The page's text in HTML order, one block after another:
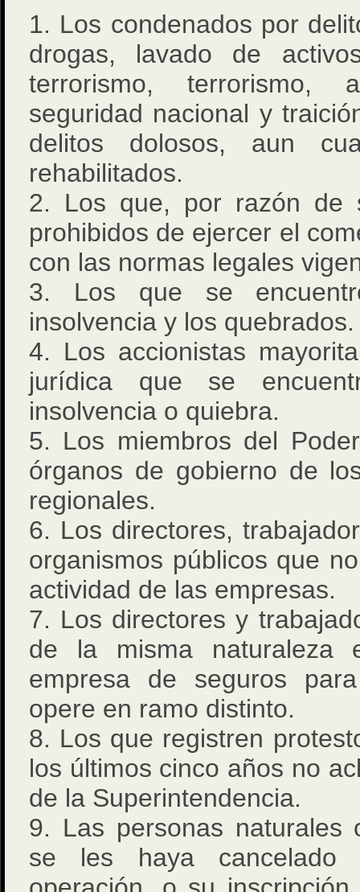
1. Los condenados por
drogas, lavado de
terrorismo, terrorismo,
seguridad nacional y
delitos dolosos, aun
rehabilitados.
2. Los que, por razón de
prohibidos de ejercer el
con las normas legales
3. Los que se
insolvencia y los quebrados.
4. Los accionistas
jurídica que se
insolvencia o quiebra.
5. Los miembros del
órganos de gobierno de
regionales.
6. Los directores,
organismos públicos que
actividad de las empresas.
7. Los directores y
de la misma naturaleza
empresa de seguros
opere en ramo distinto.
8. Los que registren
los últimos cinco años no
de la Superintendencia.
9. Las personas naturales
se les haya cancelado